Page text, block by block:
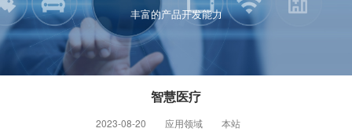
丰富的产品开发能力
智慧医疗
2023-08-20 应用领域 本站